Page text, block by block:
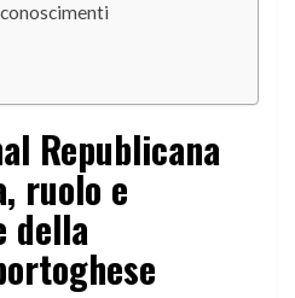
Republicana
ruolo e
della